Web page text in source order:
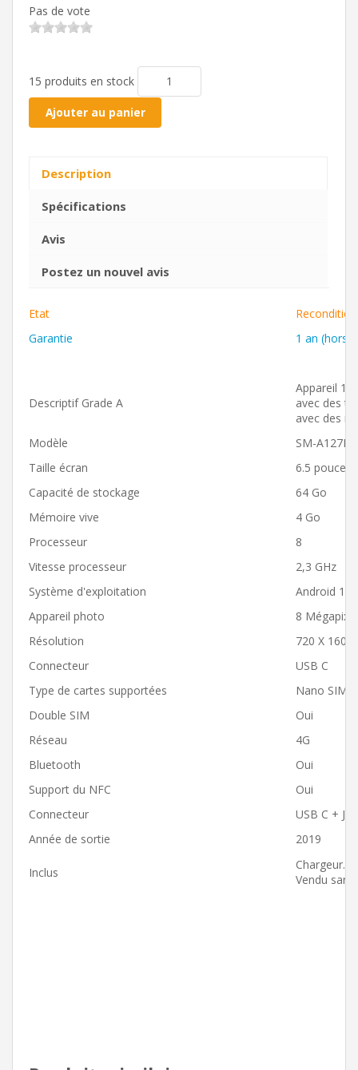
Pas de vote
15 produits en stock
Ajouter au panier
Description
Spécifications
Avis
Postez un nouvel avis
Etat
Garantie
1 an (hors
Descriptif Grade A
Appareil
avec des
avec des
Modèle
SM-A127F
Taille écran
6.5 pouces
Capacité de stockage
64 Go
Mémoire vive
4 Go
Processeur
8
Vitesse processeur
2,3 GHz
Système d'exploitation
Android
Appareil photo
8
Résolution
720 X 1600
Connecteur
USB C
Type de cartes supportées
Nano SIM,
Double SIM
Oui
Réseau
4G
Bluetooth
Oui
Support du NFC
Oui
Connecteur
USB C +
Année de sortie
2019
Inclus
Chargeur.
Vendu